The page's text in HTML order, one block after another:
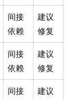
间接
依赖
建议
修复
间接
依赖
建议
修复
间接
建议